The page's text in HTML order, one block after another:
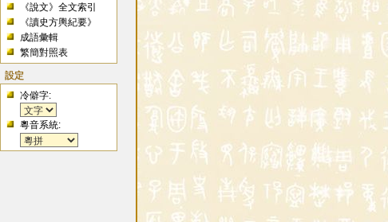
《說文》全文索引
《讀史方輿紀要》
成語彙輯
繁簡對照表
設定
冷僻字:
粵音系統: